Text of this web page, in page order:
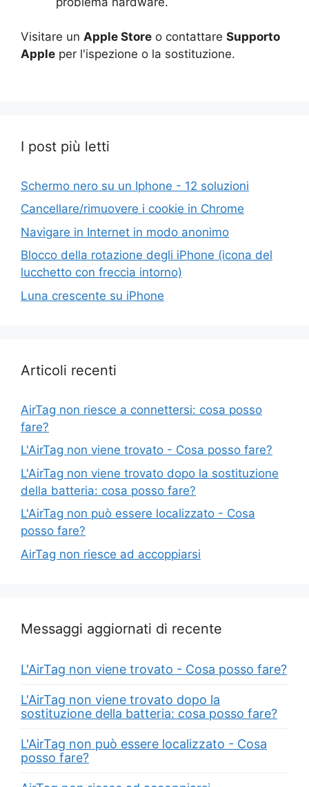
Visitare un Apple Store o contattare Supporto
Apple per l'ispezione o la sostituzione.
I post più letti
Schermo nero su un Iphone - 12 soluzioni
Cancellare/rimuovere i cookie in Chrome
Navigare in Internet in modo anonimo
Blocco della rotazione degli iPhone (icona del
lucchetto con freccia intorno)
Luna crescente su iPhone
Articoli recenti
AirTag non riesce a connettersi: cosa posso
fare?
L'AirTag non viene trovato - Cosa posso fare?
L'AirTag non viene trovato dopo la sostituzione
della batteria: cosa posso fare?
L'AirTag non può essere localizzato - Cosa
posso fare?
AirTag non riesce ad accoppiarsi
Messaggi aggiornati di recente
L'AirTag non viene trovato - Cosa posso fare?
L'AirTag non viene trovato dopo la
sostituzione della batteria: cosa posso fare?
L'AirTag non può essere localizzato - Cosa
posso fare?